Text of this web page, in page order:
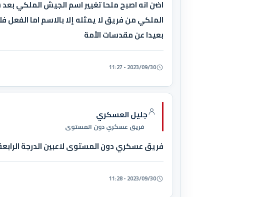
اضن انه اصبح ملحا تغيير اسم الجيش الملكي
الملكي من فريق لا يمثله إلا بالاسم اما الفعل
بعيدا عن مقدسات الأمة
2023/09/30 - 11:27
جليل العسكري
فريق عسكري دون المستوى
فريق عسكري دون المستوى لاعبين الدرجة
2023/09/30 - 11:28